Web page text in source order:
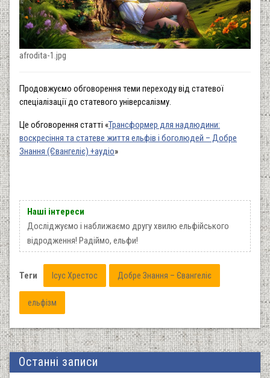
afrodita-1.jpg
Продовжуємо обговорення теми переходу від статевої
спеціалізації до статевого універсалізму.
Це обговорення статті «Трансформер для надлюдини:
воскресіння та статеве життя ельфів і боголюдей – Добре
Знання (Євангеліє) +аудіо»
Наші інтереси
Досліджуємо і наближаємо другу хвилю ельфійського
відродження! Радіймо, ельфи!
Теги Ісус Хрестос Добре Знання – Євангеліє
ельфізм
Останні записи